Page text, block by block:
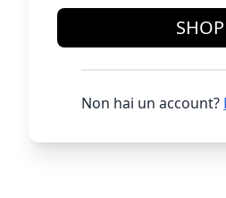
SHOP
Non hai un account?